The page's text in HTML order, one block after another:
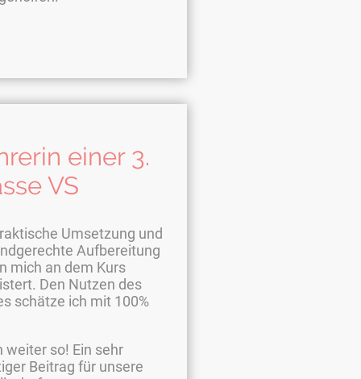
einer 3.
VS
Umsetzung und
Aufbereitung
mich an dem Kurs
Den Nutzen des
schätze ich mit 100%
weiter so! Ein sehr
Beitrag für unsere